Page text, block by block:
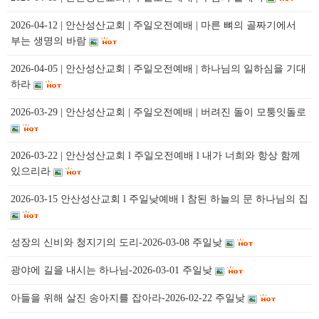
2026-04-12 | 안산성산교회 | 주일오전예배 | 마른 뼈의 골짜기에서
부는 생명의 바람
2026-04-05 | 안산성산교회 | 주일오전예배 | 하나님의 일하심을 기대
하라
2026-03-29 | 안산성산교회 | 주일오전예배 | 버려진 돌이 모퉁잇돌로
2026-03-22 | 안산성산교회 l 주일오전예배 l 내가 너희와 항상 함께
있으리라
2026-03-15 안산성산교회 l 주일낮예배 l 참된 하늘의 문 하나님의 집
성장의 신비와 청지기의 도리-2026-03-08 주일낮
광야에 길을 내시는 하나님-2026-03-01 주일낮
아들을 위해 살진 송아지를 잡아라-2026-02-22 주일낮